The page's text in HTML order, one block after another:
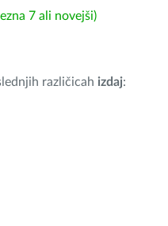
7 ali novejši)
različicah izdaj: